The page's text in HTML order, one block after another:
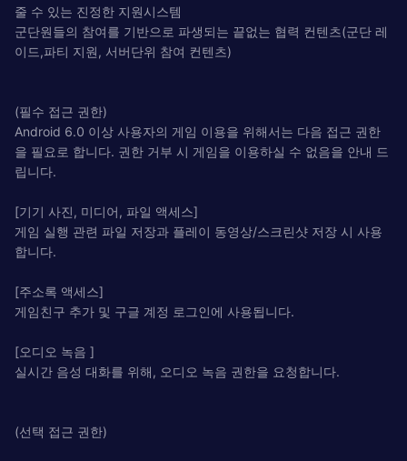
줄 수 있는 진정한 지원시스템
군단원들의 참여를 기반으로 파생되는 끝없는 협력 컨텐츠(군단 레
이드,파티 지원, 서버단위 참여 컨텐츠)
(필수 접근 권한)
Android 6.0 이상 사용자의 게임 이용을 위해서는 다음 접근 권한
을 필요로 합니다. 권한 거부 시 게임을 이용하실 수 없음을 안내 드
립니다.
[기기 사진, 미디어, 파일 액세스]
게임 실행 관련 파일 저장과 플레이 동영상/스크린샷 저장 시 사용
합니다.
[주소록 액세스]
게임친구 추가 및 구글 계정 로그인에 사용됩니다.
[오디오 녹음 ]
실시간 음성 대화를 위해, 오디오 녹음 권한을 요청합니다.
(선택 접근 권한)